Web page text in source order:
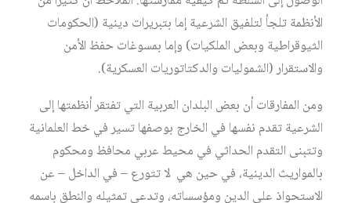
الأنظمة تلجأ لتلفيق الشرعية إما بتبريرات دينية (الحكومات
الثيوقراطية وبعض الملكيات) وإما بمسوغات حفظ الأمن
والاستقرار (الشموليات والدكتاتوريات العسكرية).
ومن المفارقات أن بعض البلدان العربية التي تفتقر أنظمتها إلى
الشرعية تقدم نفسها في الخارج بوصفها تسير في خط العلمانية
وتتبنى التقدم الحداثي في محيط عربي محافظ ومحكوم
بالمواريث الدينية، في حين هي لا تتورع – في الداخل – عن
الاستحواذ على الدين ومؤسساته، وتدعي تمثيله والنطق باسمه